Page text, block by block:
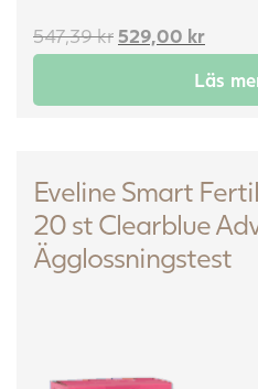
547,39kr Det
ursprungliga
var:
529,00 krDet
priset
är:
Läs
Eveline Smart
20 st Clearblue
Ägglossningstest